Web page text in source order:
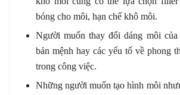
bóng cho môi, hạn chế khô môi.
Người muốn thay đổi dáng môi
bản mệnh hay các yếu tố về phong
trong công việc.
Những người muốn tạo hình môi